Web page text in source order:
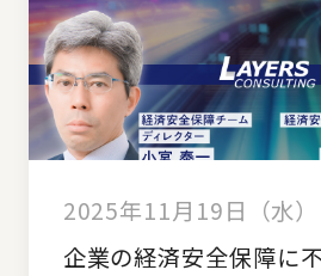
2025年11月19日（水）
企業の経済安全保障に